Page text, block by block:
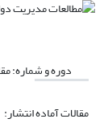
دوره و شماره:
مقالات آماده انتشار: